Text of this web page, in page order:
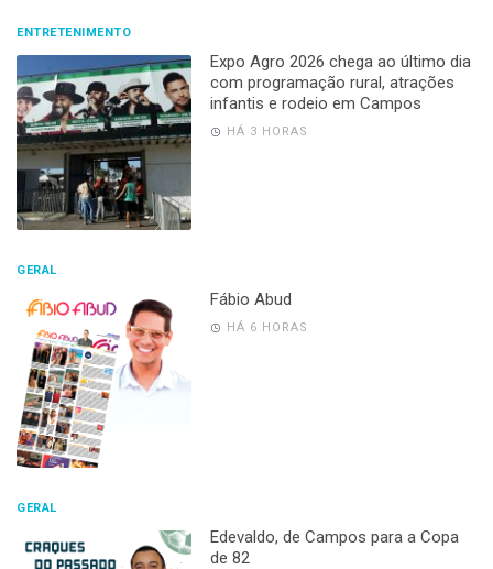
ENTRETENIMENTO
Expo Agro 2026 chega ao último dia
com programação rural, atrações
infantis e rodeio em Campos
HÁ 3 HORAS
GERAL
Fábio Abud
HÁ 6 HORAS
GERAL
Edevaldo, de Campos para a Copa
de 82